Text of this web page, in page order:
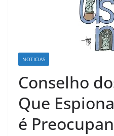
NOTICIAS
Conselho
Que
é